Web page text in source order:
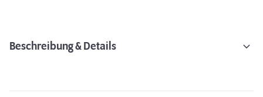
Beschreibung & Details